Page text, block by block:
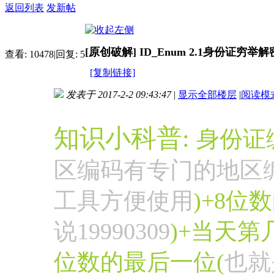
返回列表 发新帖
查看: 10478 回复: 5[原创破解] ID_Enum 2.1身份证穷举解
[复制链接]
发表于 2017-2-2 09:43:47 显示全部楼层 阅读模
知识小科普: 身份证
区编码有专门的地
工具方便使用)+8位
说19990309)+当天第
位数的最后一位(也